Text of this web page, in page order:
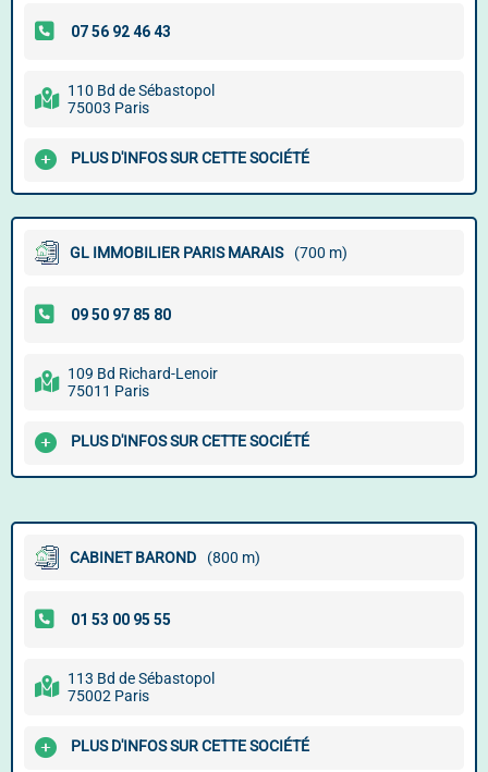
110 Bd de Sébastopol
75003 Paris
PLUS D'INFOS SUR CETTE SOCIÉTÉ
GL IMMOBILIER PARIS MARAIS (700 m)
109 Bd Richard-Lenoir
75011 Paris
PLUS D'INFOS SUR CETTE SOCIÉTÉ
CABINET BAROND (800 m)
113 Bd de Sébastopol
75002 Paris
PLUS D'INFOS SUR CETTE SOCIÉTÉ